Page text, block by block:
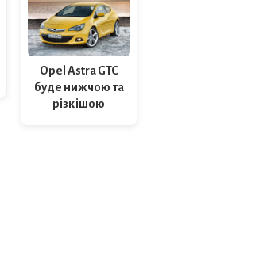
Opel Astra GTC
буде нижчою та
різкішою